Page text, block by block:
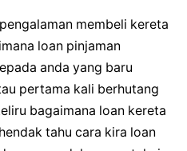
membeli kereta
loan pinjaman
anda yang baru
pertama kali berhutang
bagaimana loan kereta
tahu cara kira loan